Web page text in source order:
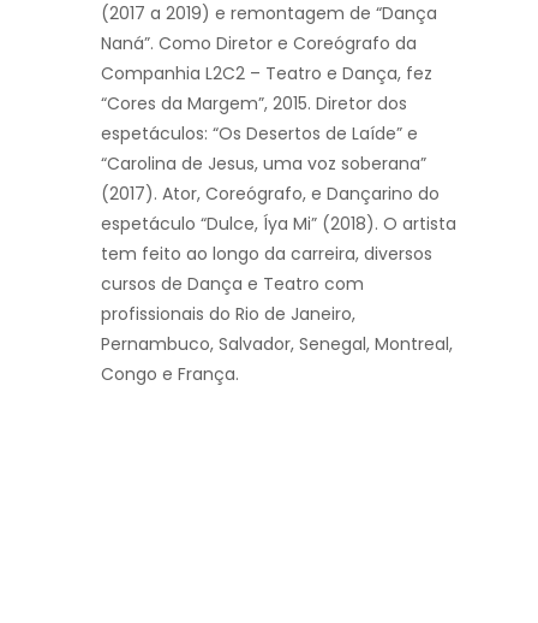
(2017 a 2019) e remontagem de “Dança
Naná”. Como Diretor e Coreógrafo da
Companhia L2C2 – Teatro e Dança, fez
“Cores da Margem”, 2015. Diretor dos
espetáculos: “Os Desertos de Laíde” e
“Carolina de Jesus, uma voz soberana”
(2017). Ator, Coreógrafo, e Dançarino do
espetáculo “Dulce, Íya Mi” (2018). O artista
tem feito ao longo da carreira, diversos
cursos de Dança e Teatro com
profissionais do Rio de Janeiro,
Pernambuco, Salvador, Senegal, Montreal,
Congo e França.